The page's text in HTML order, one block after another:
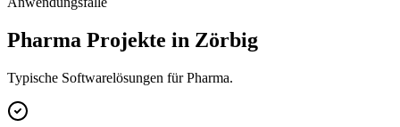
Pharma Projekte in Zörbig
Typische Softwarelösungen für Pharma.